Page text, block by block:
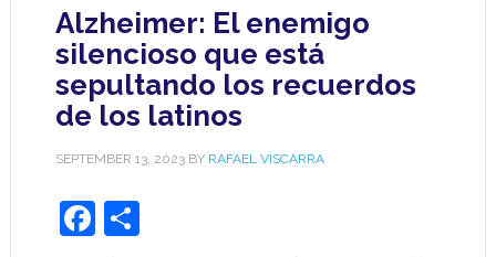
Alzheimer: El enemigo
silencioso que está
sepultando los recuerdos
de los latinos
SEPTEMBER 13, 2023BY RAFAEL VISCARRA
Facebook
Share